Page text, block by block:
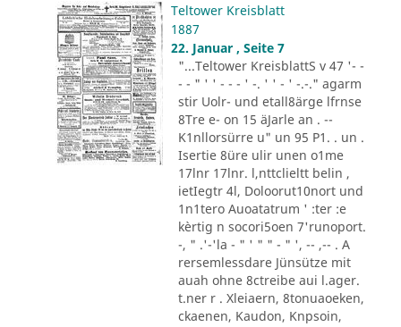
Teltower Kreisblatt
1887
22. Januar , Seite 7
"...Teltower KreisblattS v 47 '- -
- - " ' ' - - - ' -. ' ' - ' -.-." agarm
stir Uolr- und etall8ärge lfrnse
8Tre e- on 15 äJarle an . --
K1nllorsürre u" un 95 P1. . un .
Isertie 8üre ulir unen o1me
17lnr 17lnr. l,nttclieltt belin ,
ietIegtr 4l, Doloorut10nort und
1n1tero Auoatatrum ' :ter :e
kèrtig n socori5oen 7'runoport.
-, " .'-'la - " ' " " - " ', -- ,-- . A
rersemlessdare Jünsütze mit
auah ohne 8ctreibe aui l.ager.
t.ner r . Xleiaern, 8tonuaoeken,
ckaenen, Kaudon, Knpsoin,